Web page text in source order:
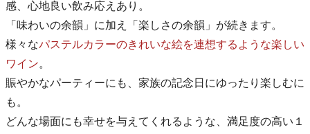
感、心地良い飲み応えあり。
「味わいの余韻」に加え「楽しさの余韻」が続きます。
様々なパステルカラーのきれいな絵を連想するような楽しい
ワイン。
賑やかなパーティーにも、家族の記念日にゆったり楽しむに
も。
どんな場面にも幸せを与えてくれるような、満足度の高い１